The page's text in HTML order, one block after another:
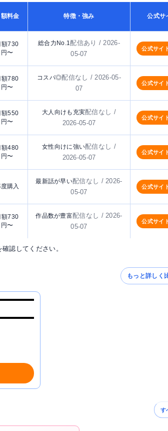
料金 特徴・強み 公式サ
額730
円〜
総合力No.1配信あり / 2026-
05-07
公式サイ
額780
円〜
コスパ◎配信なし / 2026-05-
07
公式サイ
額550
円〜
大人向けも充実配信なし /
2026-05-07
公式サイ
額480
円〜
女性向けに強い配信なし /
2026-05-07
公式サイ
購入
最新話が早い配信なし / 2026-
05-07
公式サイ
額730
円〜
作品数が豊富配信なし / 2026-
05-07
公式サイ
認してください。
もっと詳しく
す